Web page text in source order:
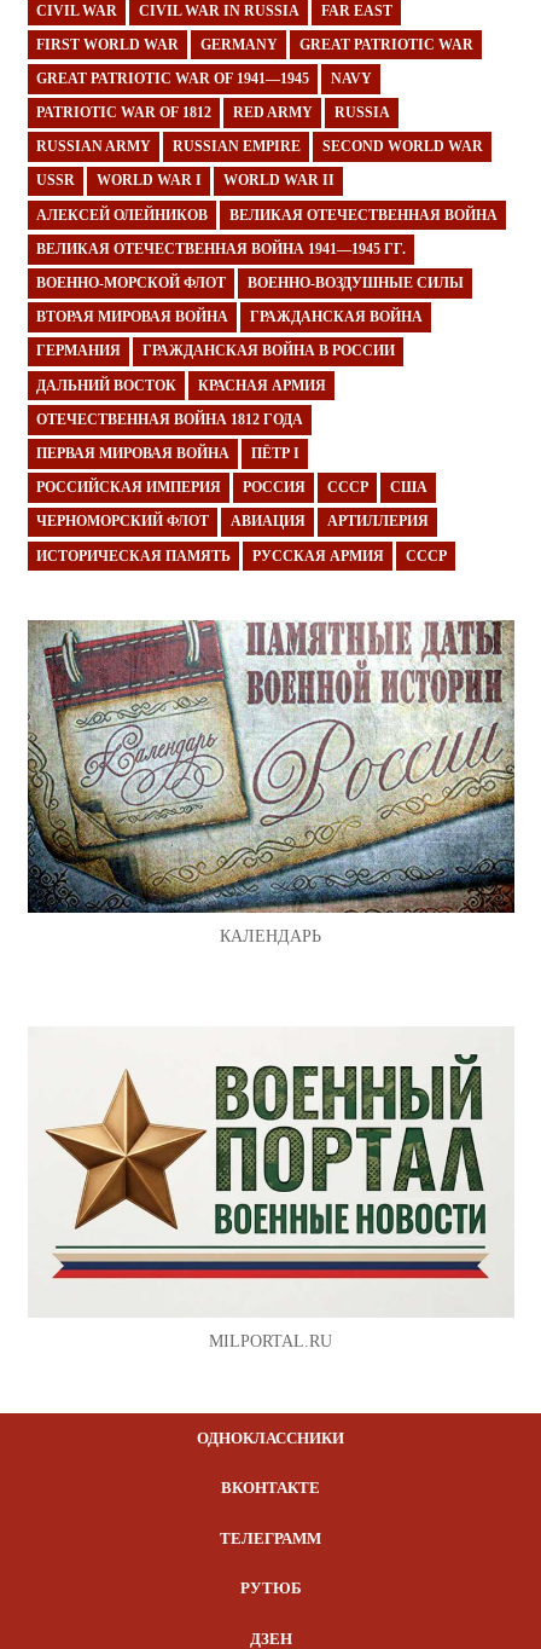
CIVIL WAR CIVIL WAR IN RUSSIA FAR EAST
FIRST WORLD WAR GERMANY GREAT PATRIOTIC WAR
GREAT PATRIOTIC WAR OF 1941—1945 NAVY
PATRIOTIC WAR OF 1812 RED ARMY RUSSIA
RUSSIAN ARMY RUSSIAN EMPIRE SECOND WORLD WAR
USSR WORLD WAR I WORLD WAR II
АЛЕКСЕЙ ОЛЕЙНИКОВ ВЕЛИКАЯ ОТЕЧЕСТВЕННАЯ ВОЙНА
ВЕЛИКАЯ ОТЕЧЕСТВЕННАЯ ВОЙНА 1941—1945 ГГ.
ВОЕННО-МОРСКОЙ ФЛОТ ВОЕННО-ВОЗДУШНЫЕ СИЛЫ
ВТОРАЯ МИРОВАЯ ВОЙНА ГРАЖДАНСКАЯ ВОЙНА
ГЕРМАНИЯ ГРАЖДАНСКАЯ ВОЙНА В РОССИИ
ДАЛЬНИЙ ВОСТОК КРАСНАЯ АРМИЯ
ОТЕЧЕСТВЕННАЯ ВОЙНА 1812 ГОДА
ПЕРВАЯ МИРОВАЯ ВОЙНА ПЁТР I
РОССИЙСКАЯ ИМПЕРИЯ РОССИЯ СССР США
ЧЕРНОМОРСКИЙ ФЛОТ АВИАЦИЯ АРТИЛЛЕРИЯ
ИСТОРИЧЕСКАЯ ПАМЯТЬ РУССКАЯ АРМИЯ СССР
КАЛЕНДАРЬ
MILPORTAL.RU
ОДНОКЛАССНИКИ
ВКОНТАКТЕ
ТЕЛЕГРАММ
РУТЮБ
ДЗЕН